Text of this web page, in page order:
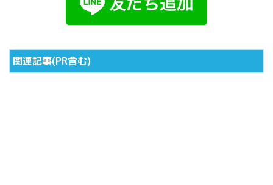
関連記事(PR含む)